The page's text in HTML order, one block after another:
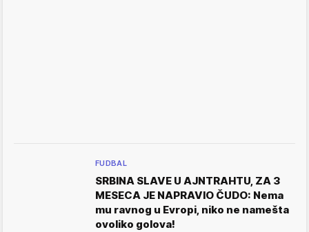
FUDBAL
SRBINA SLAVE U AJNTRAHTU, ZA 3
MESECA JE NAPRAVIO ČUDO: Nema
mu ravnog u Evropi, niko ne namešta
ovoliko golova!